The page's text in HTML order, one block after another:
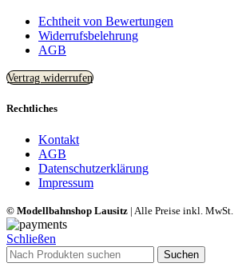
Echtheit von Bewertungen
Widerrufsbelehrung
AGB
Vertrag widerrufen
Rechtliches
Kontakt
AGB
Datenschutzerklärung
Impressum
© Modellbahnshop Lausitz | Alle Preise inkl. MwSt.
Schließen
Suchen